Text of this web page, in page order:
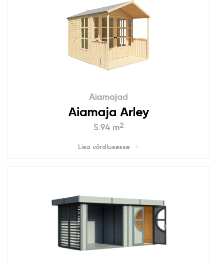
Aiamajad
Aiamaja Arley
5.94 m2
Lisa võrdlusesse